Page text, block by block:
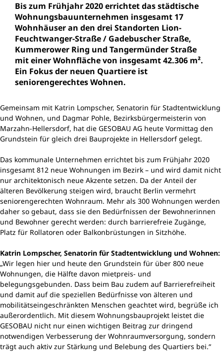
Bis zum Frühjahr 2020 errichtet das städtische
Wohnungsbauunternehmen insgesamt 17
Wohnhäuser an den drei Standorten Lion-
Feuchtwanger-Straße / Gadebuscher Straße,
Kummerower Ring und Tangermünder Straße
mit einer Wohnfläche von insgesamt 42.306 m².
Ein Fokus der neuen Quartiere ist
seniorengerechtes Wohnen.
Gemeinsam mit Katrin Lompscher, Senatorin für Stadtentwicklung
und Wohnen, und Dagmar Pohle, Bezirksbürgermeisterin von
Marzahn-Hellersdorf, hat die GESOBAU AG heute Vormittag den
Grundstein für gleich drei Bauprojekte in Hellersdorf gelegt.
Das kommunale Unternehmen errichtet bis zum Frühjahr 2020
insgesamt 812 neue Wohnungen im Bezirk – und wird damit nicht
nur architektonisch neue Akzente setzen. Da der Anteil der
älteren Bevölkerung steigen wird, braucht Berlin vermehrt
seniorengerechten Wohnraum. Mehr als 300 Wohnungen werden
daher so gebaut, dass sie den Bedürfnissen der Bewohnerinnen
und Bewohner gerecht werden: durch barrierefreie Zugänge,
Platz für Rollatoren oder Balkonbrüstungen in Sitzhöhe.
Katrin Lompscher, Senatorin für Stadtentwicklung und Wohnen:
„Wir legen hier und heute den Grundstein für über 800 neue
Wohnungen, die Hälfte davon mietpreis- und
belegungsgebunden. Dass beim Bau zudem auf Barrierefreiheit
und damit auf die speziellen Bedürfnisse von älteren und
mobilitätseingeschränkten Menschen geachtet wird, begrüße ich
außerordentlich. Mit diesem Wohnungsbauprojekt leistet die
GESOBAU nicht nur einen wichtigen Beitrag zur dringend
notwendigen Verbesserung der Wohnraumversorgung, sondern
trägt auch aktiv zur Stärkung und Belebung des Quartiers bei.“